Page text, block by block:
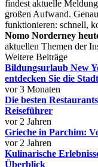
findest aktuelle
großen Aufwand.
funktionieren: schnell,
Nomo Norderney
aktuellen Themen der
Weitere Beiträge
Bildungsurlaub New
entdecken Sie die
vor 3 Monaten
Die besten
Reiseführer
vor 2 Jahren
Grieche in Parchim:
vor 2 Jahren
Kulinarische
Überblick